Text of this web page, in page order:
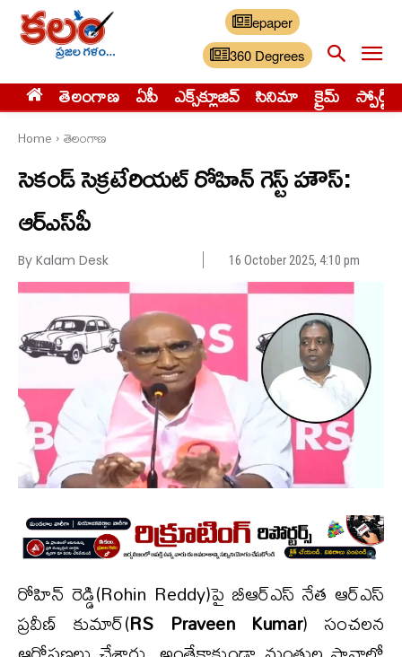
epaper
360 Degrees
తెలంగాణ ఏపీ ఎక్స్‌క్లూజివ్‌ సినిమా క్రైమ్ స్పోర్ట్స్
Home తెలంగాణ
సెకండ్ సెక్రటేరియట్ రోహిన్ గెస్ట్ హౌస్:
ఆర్ఎస్‌పీ
By Kalam Desk 16 October 2025, 4:10 pm
రోహిన్ రెడ్డి(Rohin Reddy)పై బీఆర్ఎస్ నేత ఆర్ఎస్
ప్రవీణ్ కుమార్(RS Praveen Kumar) సంచలన